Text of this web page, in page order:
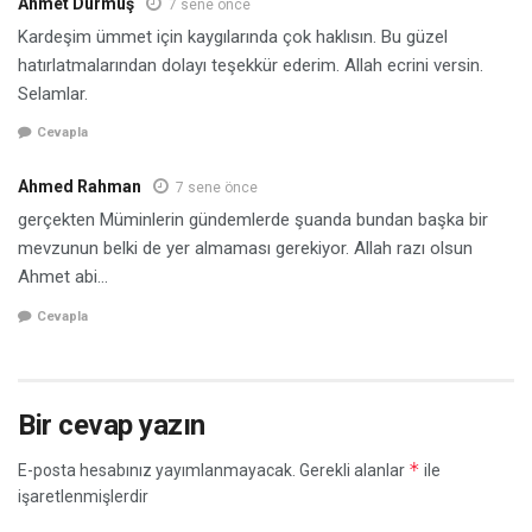
7 sene önce
Kardeşim ümmet için kaygılarında çok haklısın. Bu güzel
hatırlatmalarından dolayı teşekkür ederim. Allah ecrini versin.
Selamlar.
Cevapla
Ahmed Rahman 7 sene önce
gerçekten Müminlerin gündemlerde şuanda bundan başka bir
mevzunun belki de yer almaması gerekiyor. Allah razı olsun
Ahmet abi…
Cevapla
Bir cevap yazın
E-posta hesabınız yayımlanmayacak. Gerekli alanlar * ile
işaretlenmişlerdir